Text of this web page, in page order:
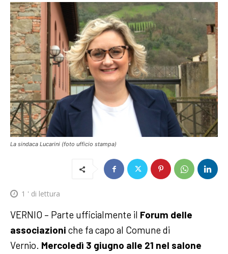
La sindaca Lucarini (foto ufficio stampa)
1 ' di lettura
VERNIO – Parte ufficialmente il Forum delle
associazioni che fa capo al Comune di
Vernio. Mercoledì 3 giugno alle 21 nel salone